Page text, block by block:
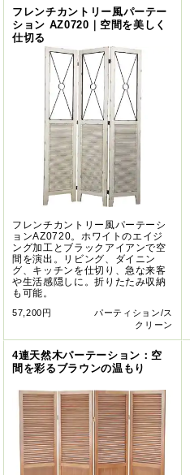
フレンチカントリー風パーテー
ション AZ0720｜空間を美しく
仕切る
フレンチカントリー風パーテーシ
ョンAZ0720。ホワイトのエイジ
ング加工とブラックアイアンで空
間を演出。リビング、ダイニン
グ、キッチンを仕切り、急な来客
や生活感隠しに。折りたたみ収納
も可能。
57,200円
パーティション/ス
クリーン
4連天然木パーテーション：空
間を彩るブラウンの温もり